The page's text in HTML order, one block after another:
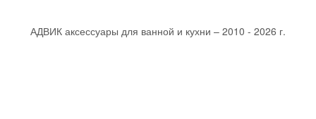
АДВИК аксессуары для ванной и кухни – 2010 - 2026 г.